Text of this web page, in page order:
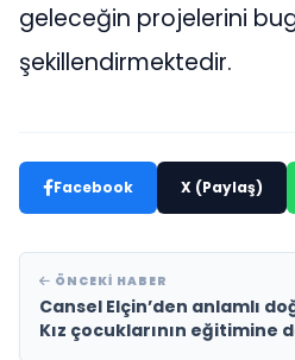
geleceğin projelerini
şekillendirmektedir.
Facebook X (Paylaş)
ÖNCEKI HABER
Cansel Elçin’den anlamlı
Kız çocuklarının eğitimine